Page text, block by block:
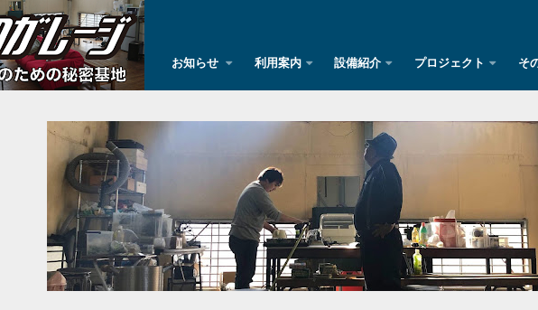
お知らせ 利用案内 設備紹介 プロジェクト そ